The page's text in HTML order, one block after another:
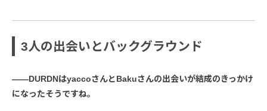
3人の出会いとバックグラウンド
――DURDNはyaccoさんとBakuさんの出会いが結成のきっかけ
になったそうですね。